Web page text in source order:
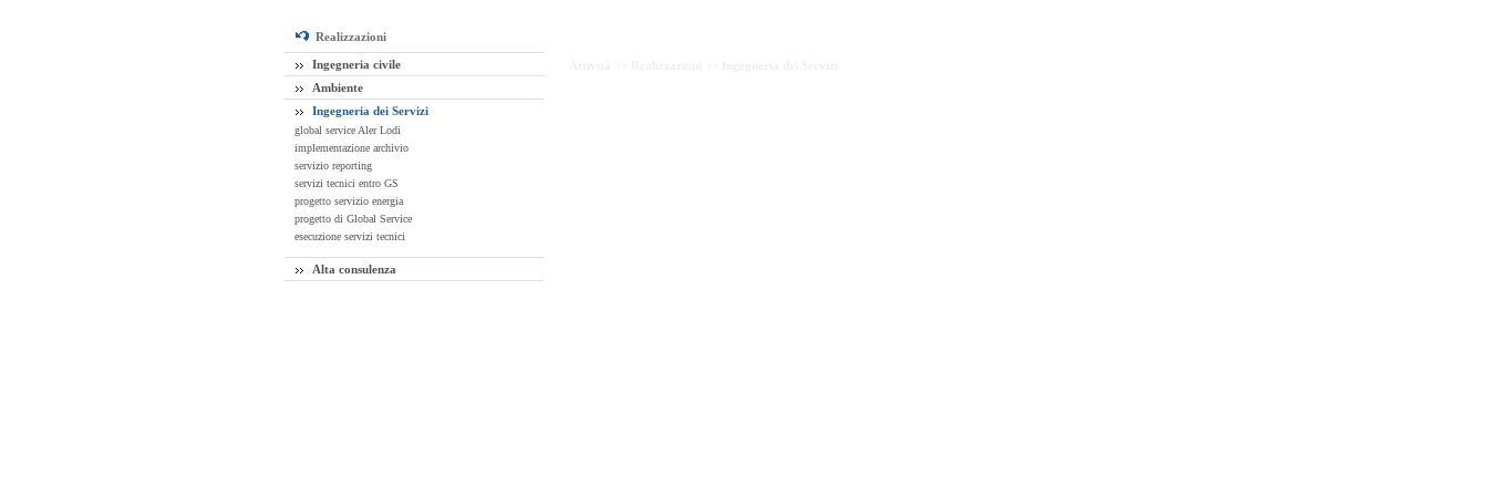
Realizzazioni
Ingegneria civile
Ambiente
Ingegneria dei Servizi
global service Aler Lodi
implementazione archivio
servizio reporting
servizi tecnici entro GS
progetto servizio energia
progetto di Global Service
esecuzione servizi tecnici
Alta consulenza